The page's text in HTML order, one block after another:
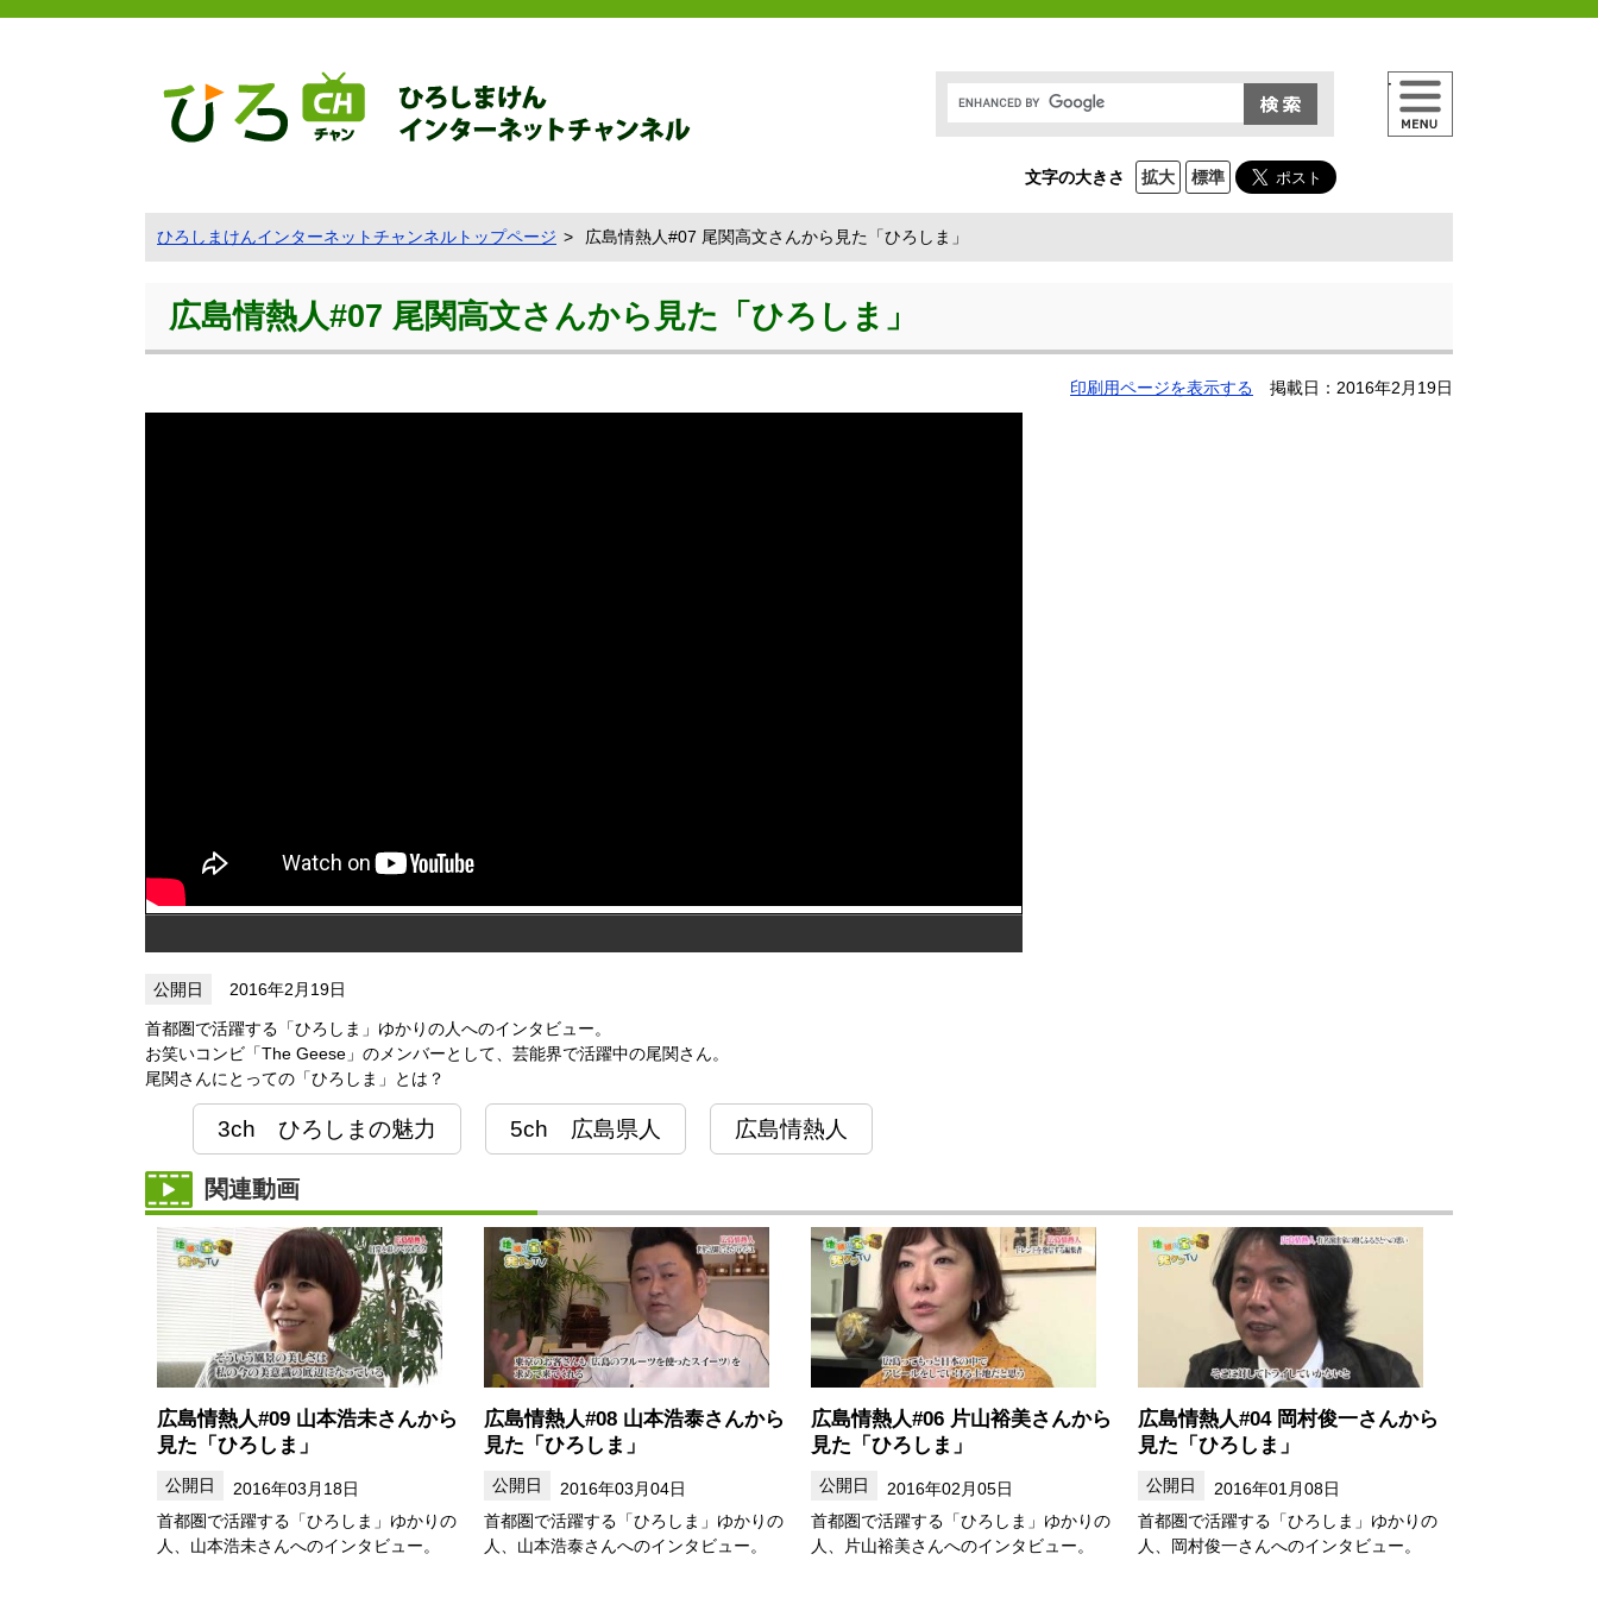
文字の大きさ 拡大 標準
メニュー
ひろしまけんインターネットチャンネルトップページ 広島情熱人#07 尾関高文さんから見た「ひろしま」
広島情熱人#07 尾関高文さんから見た「ひろしま」
印刷用ページを表示する 掲載日：2016年2月19日
2016年2月19日
首都圏で活躍する「ひろしま」ゆかりの人へのインタビュー。
お笑いコンビ「The Geese」のメンバーとして、芸能界で活躍中の尾関さん。
尾関さんにとっての「ひろしま」とは？
3ch ひろしまの魅力 5ch 広島県人 広島情熱人
関連動画
広島情熱人#09 山本浩未さんから
見た「ひろしま」
2016年03月18日
首都圏で活躍する「ひろしま」ゆかりの
人、山本浩未さんへのインタビュー。
広島情熱人#08 山本浩泰さんから
見た「ひろしま」
2016年03月04日
首都圏で活躍する「ひろしま」ゆかりの
人、山本浩泰さんへのインタビュー。
広島情熱人#06 片山裕美さんから
見た「ひろしま」
2016年02月05日
首都圏で活躍する「ひろしま」ゆかりの
人、片山裕美さんへのインタビュー。
広島情熱人#04 岡村俊一さんから
見た「ひろしま」
2016年01月08日
首都圏で活躍する「ひろしま」ゆかりの
人、岡村俊一さんへのインタビュー。